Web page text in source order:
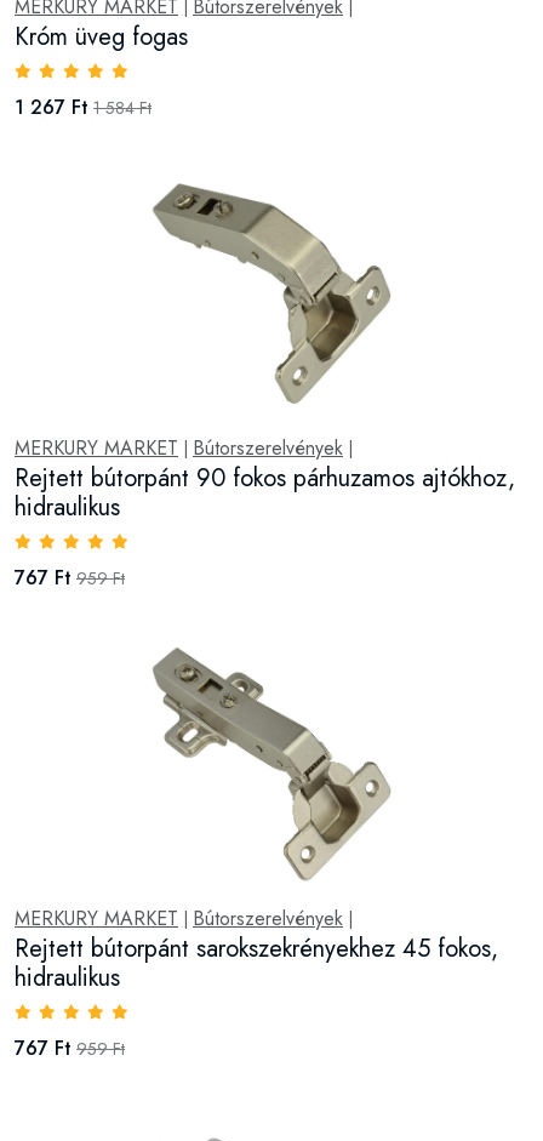
MERKURY MARKET Bútorszerelvények
Króm üveg fogas
1 267 Ft 1 584 Ft
MERKURY MARKET Bútorszerelvények
Rejtett bútorpánt 90 fokos párhuzamos ajtókhoz,
hidraulikus
767 Ft 959 Ft
MERKURY MARKET Bútorszerelvények
Rejtett bútorpánt sarokszekrényekhez 45 fokos,
hidraulikus
767 Ft 959 Ft